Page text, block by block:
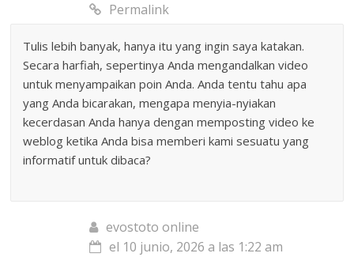
Permalink
Tulis lebih banyak, hanya itu yang ingin saya katakan.
Secara harfiah, sepertinya Anda mengandalkan video
untuk menyampaikan poin Anda. Anda tentu tahu apa
yang Anda bicarakan, mengapa menyia-nyiakan
kecerdasan Anda hanya dengan memposting video ke
weblog ketika Anda bisa memberi kami sesuatu yang
informatif untuk dibaca?
evostoto online
el 10 junio, 2026 a las 1:22 am